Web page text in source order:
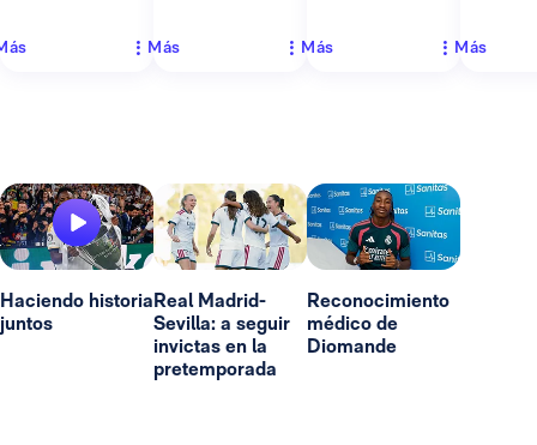
Más Más Más
Haciendo historia
juntos
Real Madrid-
Sevilla: a seguir
invictas en la
pretemporada
Reconocimiento
médico de
Diomande